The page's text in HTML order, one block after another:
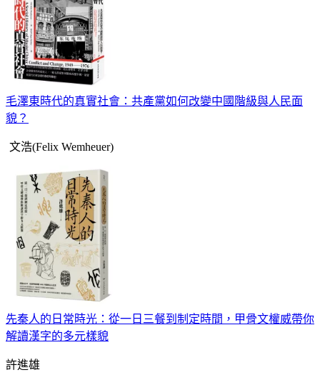
毛澤東時代的真實社會：共產黨如何改變中國階級與人民面
貌？
文浩(Felix Wemheuer)
先秦人的日常時光：從一日三餐到制定時間，甲骨文權威帶你
解讀漢字的多元樣貌
許進雄